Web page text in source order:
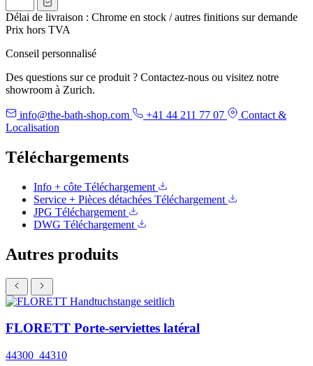
Délai de livraison : Chrome en stock / autres finitions sur demande
Prix hors TVA
Conseil personnalisé
Des questions sur ce produit ? Contactez-nous ou visitez notre
showroom à Zurich.
info@the-bath-shop.com +41 44 211 77 07
Contact &
Localisation
Téléchargements
Info + côte Téléchargement
Service + Pièces détachées Téléchargement
JPG Téléchargement
DWG Téléchargement
Autres produits
FLORETT Porte-serviettes latéral
44300_44310